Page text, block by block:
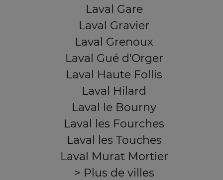
Laval Gare
Laval Gravier
Laval Grenoux
Laval Gué d'Orger
Laval Haute Follis
Laval Hilard
Laval le Bourny
Laval les Fourches
Laval les Touches
Laval Murat Mortier
> Plus de villes